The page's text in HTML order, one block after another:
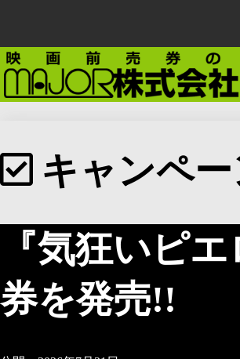
キャンペ
『気狂いピ
券を発売!!